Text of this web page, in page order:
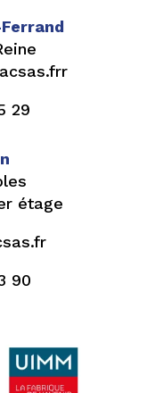
29
étage
90